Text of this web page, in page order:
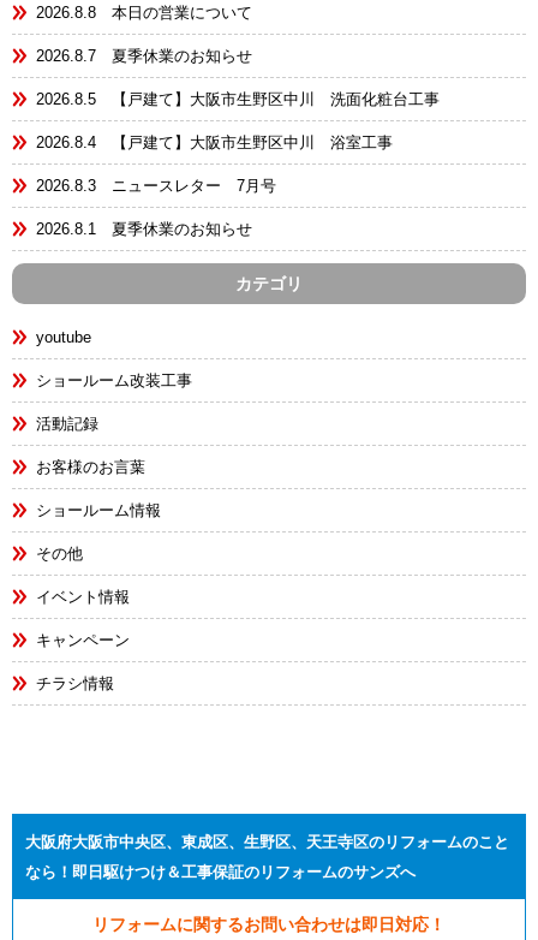
2026.8.8 本日の営業について
2026.8.7 夏季休業のお知らせ
2026.8.5 【戸建て】大阪市生野区中川 洗面化粧台工事
2026.8.4 【戸建て】大阪市生野区中川 浴室工事
2026.8.3 ニュースレター 7月号
2026.8.1 夏季休業のお知らせ
カテゴリ
youtube
ショールーム改装工事
活動記録
お客様のお言葉
ショールーム情報
その他
イベント情報
キャンペーン
チラシ情報
大阪府大阪市中央区、東成区、生野区、天王寺区のリフォームのこと
なら！即日駆けつけ＆工事保証のリフォームのサンズへ
リフォームに関するお問い合わせは即日対応！